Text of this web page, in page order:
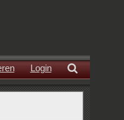
Login